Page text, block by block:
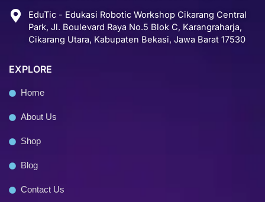
c
a
EduTic - Edukasi Robotic Workshop Cikarang Central
Park, Jl. Boulevard Raya No.5 Blok C, Karangraharja,
Cikarang Utara, Kabupaten Bekasi, Jawa Barat 17530
EXPLORE
Home
About Us
Shop
Blog
Contact Us